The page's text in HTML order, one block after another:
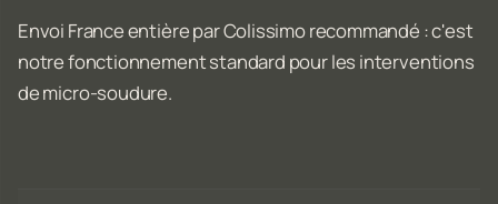
Envoi France entière par Colissimo recommandé : c'est
notre fonctionnement standard pour les interventions
de micro-soudure.